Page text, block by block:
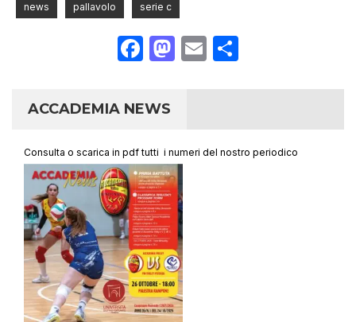
news pallavolo serie c
Facebook
Mastodon
Email
ACCADEMIA NEWS
Consulta o scarica in pdf tutti i numeri del nostro periodico